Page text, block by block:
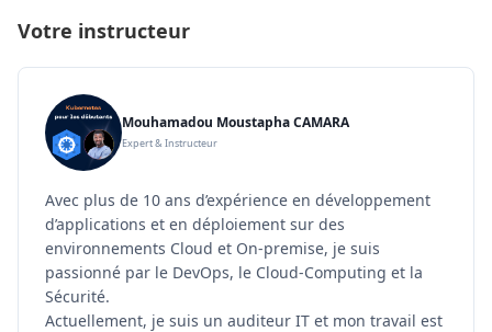
Votre instructeur
Mouhamadou Moustapha CAMARA
Expert & Instructeur
Avec plus de 10 ans d’expérience en développement
d’applications et en déploiement sur des
environnements Cloud et On-premise, je suis
passionné par le DevOps, le Cloud-Computing et la
Sécurité.
Actuellement, je suis un auditeur IT et mon travail est